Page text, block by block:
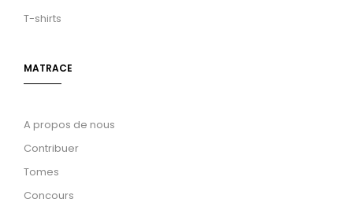
T-shirts
MATRACE
A propos de nous
Contribuer
Tomes
Concours